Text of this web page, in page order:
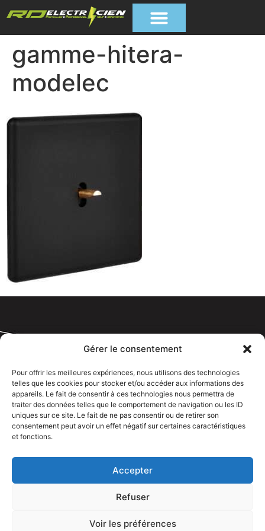
Gérer le consentement
Pour offrir les meilleures expériences, nous utilisons des technologies
telles que les cookies pour stocker et/ou accéder aux informations des
appareils. Le fait de consentir à ces technologies nous permettra de
traiter des données telles que le comportement de navigation ou les ID
uniques sur ce site. Le fait de ne pas consentir ou de retirer son
consentement peut avoir un effet négatif sur certaines caractéristiques
et fonctions.
Accepter
Refuser
Voir les préférences
gamme-hitera-
modelec
Tous droits réservé @rdelectricien.fr –Mentions légales–
Recrutement–
Siege social :82 rue Jeanne d’Arc – 76000 Rouen
Bureau et showroom :